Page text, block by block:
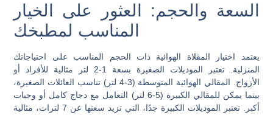
السعة والحجم: العثور على الخيار
المناسب لمطبخك
يعتمد اختيار المقلاة الهوائية ذات الحجم المناسب على احتياجاتك
المنزلية. تعتبر الموديلات الصغيرة بسعة 1-2 لتر مثالية للأفراد أو
الأزواج. المقالي الهوائية المتوسطة (3-4 لتر) تناسب العائلات الصغيرة،
بينما يمكن للمقالي الكبيرة (5-6 لتر) التعامل مع دجاج كامل أو وجبات
أكبر. تعتبر الموديلات الكبيرة جدًا، التي تزيد سعتها عن 7 لترات، مثالية